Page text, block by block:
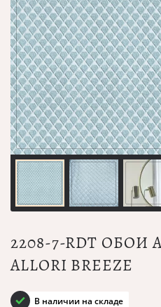
2208-7-RDT ОБОИ
ALLORI BREEZE
В наличии на складе